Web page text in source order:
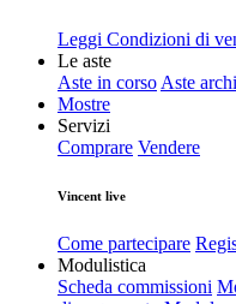
Leggi Condizioni di
Le aste
Aste in corso Aste
Mostre
Servizi
Comprare Vendere
Vincent live
Come partecipare
Modulistica
Scheda commissioni